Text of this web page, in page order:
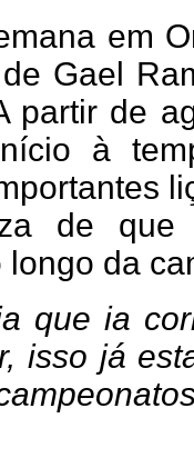
em
Gael
partir de
à
de que
longo da
que ia
isso já